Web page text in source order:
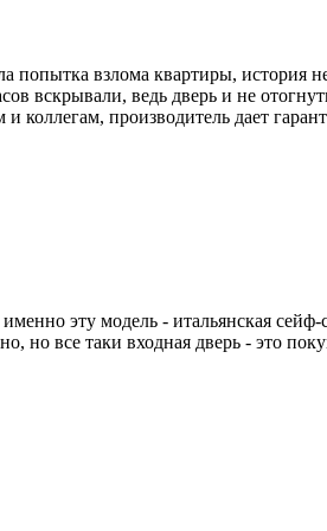
взлома квартиры, история
вскрывали, ведь дверь и не
коллегам, производитель дает
эту модель - итальянская
все таки входная дверь - это